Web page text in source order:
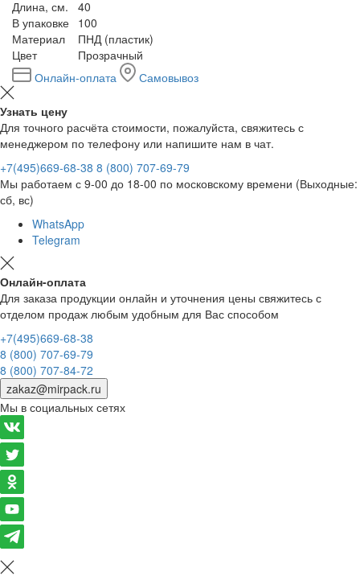
Длина, см.
40
В упаковке 100
Материал
ПНД (пластик)
Цвет
Прозрачный
Онлайн-оплата
Самовывоз
Узнать цену
Для точного расчёта стоимости, пожалуйста, свяжитесь с
менеджером по телефону или напишите нам в чат.
+7(495)669-68-38 8 (800) 707-69-79
Мы работаем с 9-00 до 18-00 по московскому времени (Выходные:
сб, вс)
WhatsApp
Telegram
Онлайн-оплата
Для заказа продукции онлайн и уточнения цены свяжитесь с
отделом продаж любым удобным для Вас способом
+7(495)669-68-38
8 (800) 707-69-79
8 (800) 707-84-72
zakaz@mirpack.ru
Мы в социальных сетях